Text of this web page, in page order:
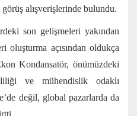
alışverişlerinde bulundu.
son gelişmeleri yakından
açısından oldukça
Kondansatör, önümüzdeki
ve mühendislik odaklı
değil, global pazarlarda da